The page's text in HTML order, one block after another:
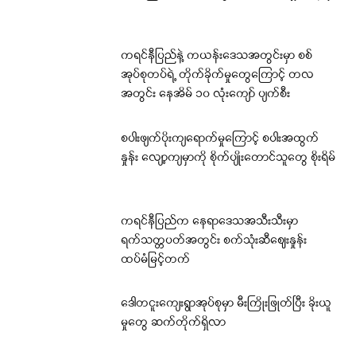
ကရင်နီပြည်နဲ့ ကယန်းဒေသအတွင်းမှာ စစ်
အုပ်စုတပ်ရဲ့ တိုက်ခိုက်မှုတွေကြောင့် တလ
အတွင်း နေအိမ် ၁၀ လုံးကျော် ပျက်စီး
စပါးဖျက်ပိုးကျရောက်မှုကြောင့် စပါးအထွက်
နှုန်း လျော့ကျမှာကို စိုက်ပျိုးတောင်သူတွေ စိုးရိမ်
ကရင်နီပြည်က နေရာဒေသအသီးသီးမှာ
ရက်သတ္တပတ်အတွင်း စက်သုံးဆီဈေးနှုန်း
ထပ်မံမြင့်တက်
ဒေါတငူးကျေးရွာအုပ်စုမှာ မီးကြိုးဖြုတ်ပြီး ခိုးယူ
မှုတွေ ဆက်တိုက်ရှိလာ